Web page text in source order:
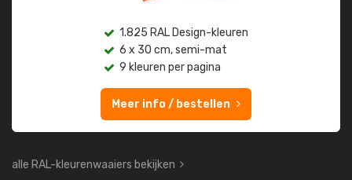
1.825 RAL Design-kleuren
6 x 30 cm, semi-mat
9 kleuren per pagina
Meer info / bestellen
alle RAL-kleurenwaaiers bekijken